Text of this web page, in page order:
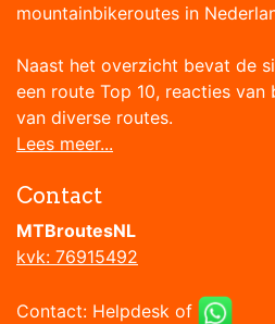
mountainbikeroutes in
Naast het overzicht bevat de
een route Top 10, reacties van
van diverse routes.
Lees meer...
Contact
MTBroutesNL
kvk: 76915492
Contact: Helpdesk of